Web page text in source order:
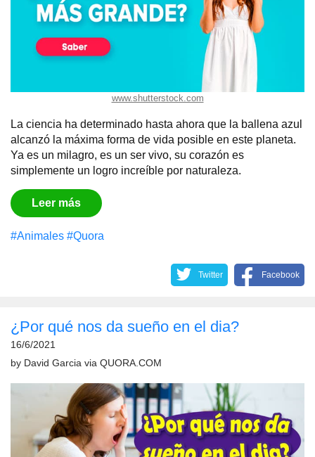
www.shutterstock.com
La ciencia ha determinado hasta ahora que la ballena azul
alcanzó la máxima forma de vida posible en este planeta.
Ya es un milagro, es un ser vivo, su corazón es
simplemente un logro increíble por naturaleza.
Leer más
#Animales #Quora
Twitter Facebook
¿Por qué nos da sueño en el dia?
16/6/2021
by David Garcia via QUORA.COM